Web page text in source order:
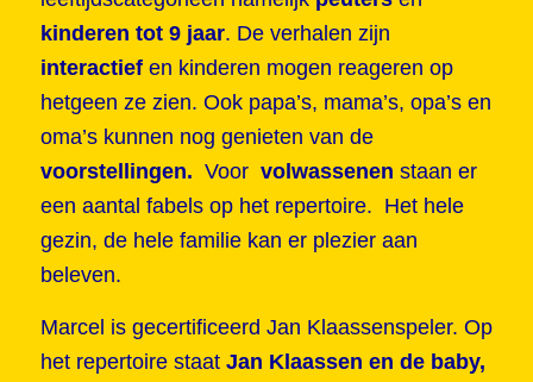
kinderen tot 9 jaar. De verhalen zijn
interactiefen kinderen mogen reageren op
hetgeen ze zien. Ook papa’s, mama’s, opa’s en
oma’s kunnen nog genieten van de
voorstellingen. Voor volwassenen staan er
een aantal fabels op het repertoire. Het hele
gezin, de hele familie kan er plezier aan
beleven.
Marcel is gecertificeerd Jan Klaassenspeler. Op
het repertoire staat Jan Klaassen en de baby,